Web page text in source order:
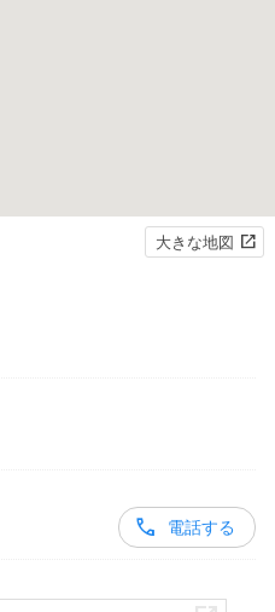
大きな地図
電話する